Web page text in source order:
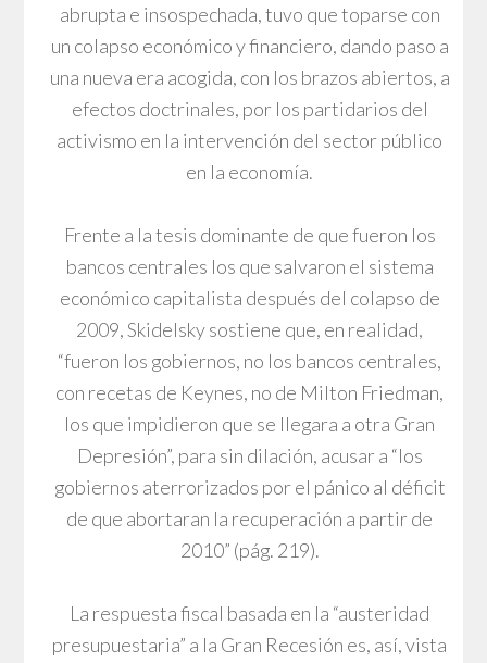
abrupta e insospechada, tuvo que toparse con
un colapso económico y financiero, dando paso a
una nueva era acogida, con los brazos abiertos, a
efectos doctrinales, por los partidarios del
activismo en la intervención del sector público
en la economía.
Frente a la tesis dominante de que fueron los
bancos centrales los que salvaron el sistema
económico capitalista después del colapso de
2009, Skidelsky sostiene que, en realidad,
“fueron los gobiernos, no los bancos centrales,
con recetas de Keynes, no de Milton Friedman,
los que impidieron que se llegara a otra Gran
Depresión”, para sin dilación, acusar a “los
gobiernos aterrorizados por el pánico al déficit
de que abortaran la recuperación a partir de
2010” (pág. 219).
La respuesta fiscal basada en la “austeridad
presupuestaria” a la Gran Recesión es, así, vista